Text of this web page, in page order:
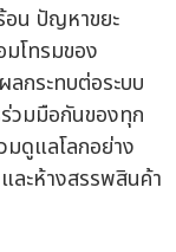
อน ปัญหาขยะ
โทรมของ
ลกระทบต่อระบบ
วมมือกันของทุก
ดูแลโลกอย่าง
ละห้างสรรพสินค้า